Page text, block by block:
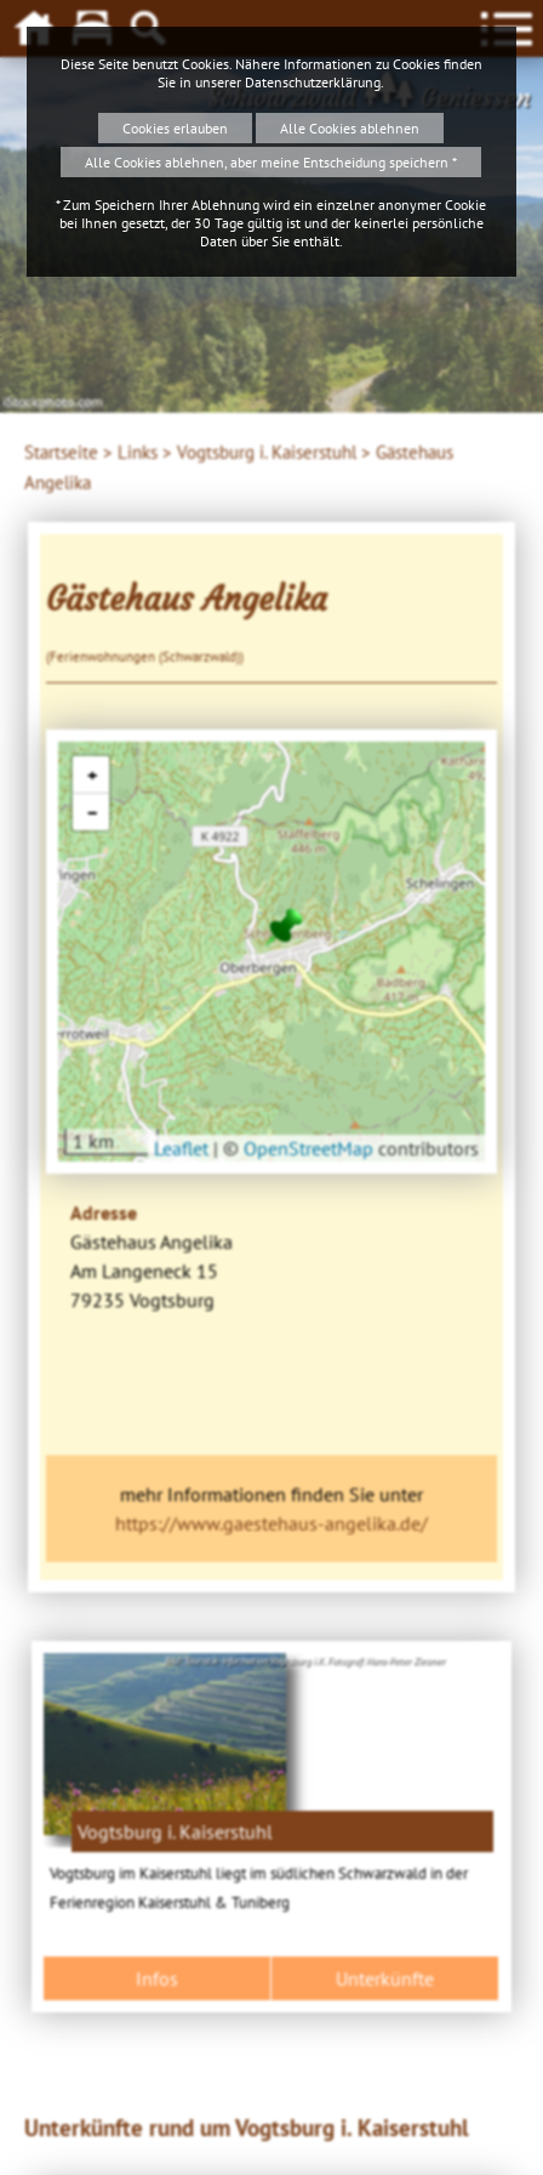
Schwarzwald Geniessen
4ws-netdesign
Startseite > Links > Vogtsburg i. Kaiserstuhl >Gästehaus
Angelika
Gästehaus Angelika
(Ferienwohnungen (Schwarzwald))
+
−
1 km Leaflet | © OpenStreetMapcontributors
Adresse
Gästehaus Angelika
Am Langeneck 15
79235 Vogtsburg
mehr Informationen finden Sie unter
https://www.gaestehaus-angelika.de/
Bild: Touristik-Information Vogtsburg i.K. Fotograf: Hans-Peter Ziesmer
Vogtsburg i. Kaiserstuhl
Vogtsburg im Kaiserstuhl liegt im südlichen Schwarzwald in der
Ferienregion Kaiserstuhl & Tuniberg
Infos Unterkünfte
Unterkünfte rund um Vogtsburg i. Kaiserstuhl
Diese Seite benutzt Cookies. Nähere Informationen zu Cookies finden
Sie in unserer Datenschutzerklärung
Cookies erlauben
Alle Cookies ablehnen
Alle Cookies ablehnen, aber meine Entscheidung speichern *
* Zum Speichern Ihrer Ablehnung wird ein einzelner anonymer Cookie
bei Ihnen gesetzt, der 30 Tage gültig ist und der keinerlei persönliche
Daten über Sie enthält.